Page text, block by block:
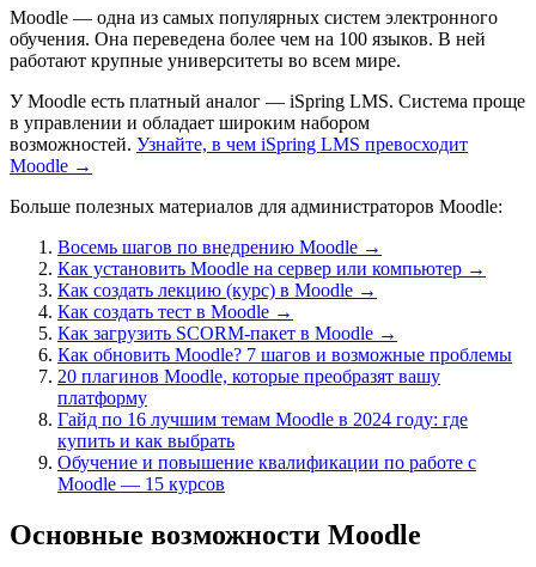
Moodle — одна из самых популярных систем электронного
обучения. Она переведена более чем на 100 языков. В ней
работают крупные университеты во всем мире.
У Moodle есть платный аналог — iSpring LMS. Система проще
в управлении и обладает широким набором
возможностей. Узнайте, в чем iSpring LMS превосходит
Moodle →
Больше полезных материалов для администраторов Moodle:
Восемь шагов по внедрению Moodle →
Как установить Moodle на сервер или компьютер →
Как создать лекцию (курс) в Moodle →
Как создать тест в Moodle →
Как загрузить SCORM-пакет в Moodle →
Как обновить Moodle? 7 шагов и возможные проблемы
20 плагинов Moodle, которые преобразят вашу
платформу
Гайд по 16 лучшим темам Moodle в 2024 году: где
купить и как выбрать
Обучение и повышение квалификации по работе с
Moodle — 15 курсов
Основные возможности Moodle